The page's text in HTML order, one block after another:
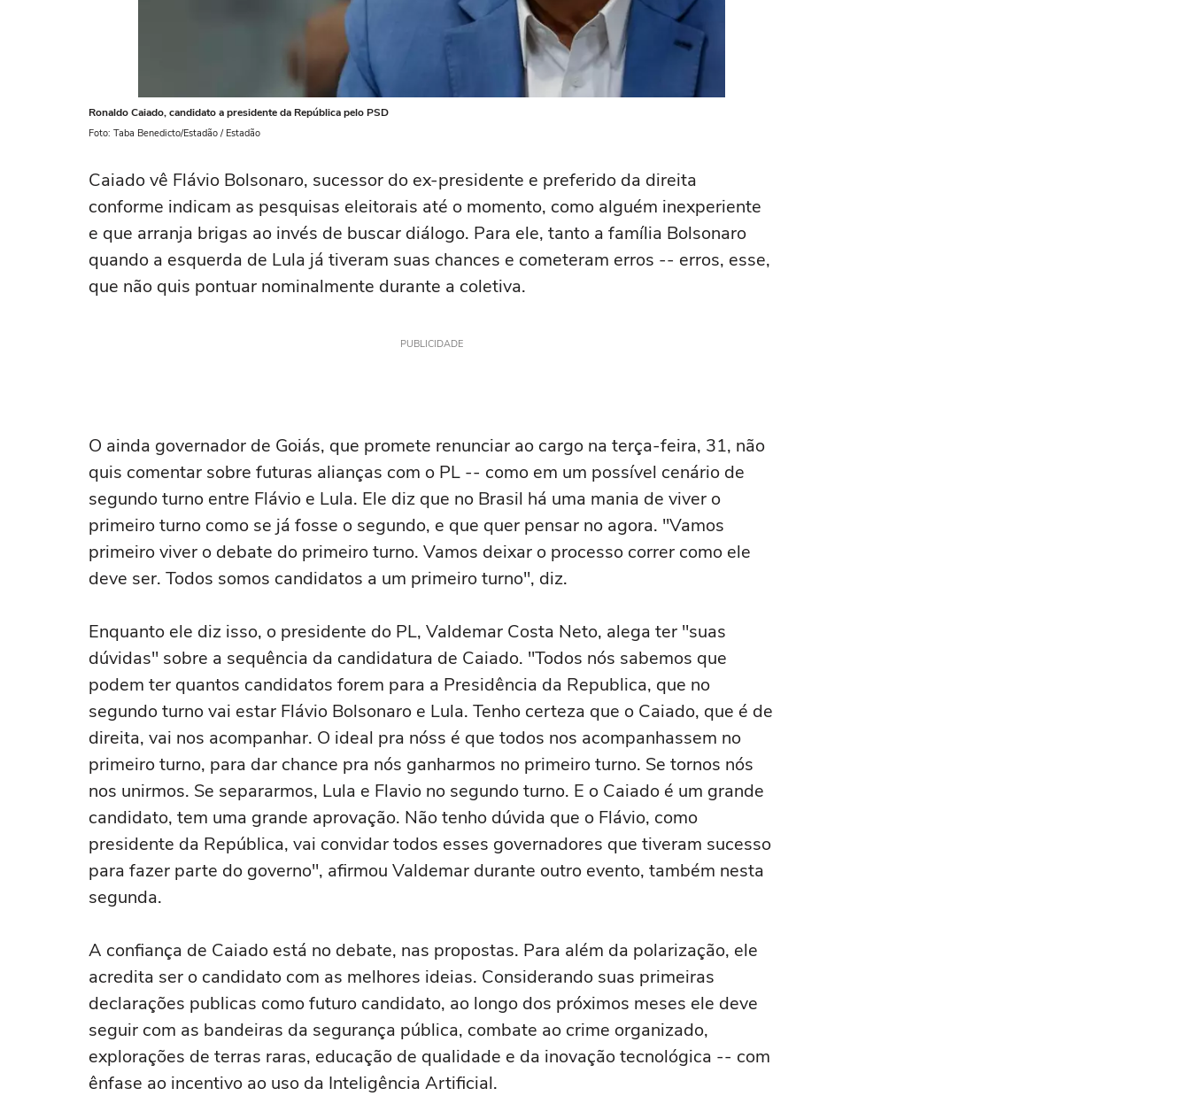
Ronaldo Caiado, candidato a presidente da República pelo PSD
Foto: Taba Benedicto/Estadão / Estadão
Caiado vê Flávio Bolsonaro, sucessor do ex-presidente e preferido da direita
conforme indicam as pesquisas eleitorais até o momento, como alguém inexperiente
e que arranja brigas ao invés de buscar diálogo. Para ele, tanto a família Bolsonaro
quando a esquerda de Lula já tiveram suas chances e cometeram erros -- erros, esse,
que não quis pontuar nominalmente durante a coletiva.
PUBLICIDADE
O ainda governador de Goiás, que promete renunciar ao cargo na terça-feira, 31, não
quis comentar sobre futuras alianças com o PL -- como em um possível cenário de
segundo turno entre Flávio e Lula. Ele diz que no Brasil há uma mania de viver o
primeiro turno como se já fosse o segundo, e que quer pensar no agora. "Vamos
primeiro viver o debate do primeiro turno. Vamos deixar o processo correr como ele
deve ser. Todos somos candidatos a um primeiro turno", diz.
Enquanto ele diz isso, o presidente do PL, Valdemar Costa Neto, alega ter "suas
dúvidas" sobre a sequência da candidatura de Caiado. "Todos nós sabemos que
podem ter quantos candidatos forem para a Presidência da Republica, que no
segundo turno vai estar Flávio Bolsonaro e Lula. Tenho certeza que o Caiado, que é de
direita, vai nos acompanhar. O ideal pra nóss é que todos nos acompanhassem no
primeiro turno, para dar chance pra nós ganharmos no primeiro turno. Se tornos nós
nos unirmos. Se separarmos, Lula e Flavio no segundo turno. E o Caiado é um grande
candidato, tem uma grande aprovação. Não tenho dúvida que o Flávio, como
presidente da República, vai convidar todos esses governadores que tiveram sucesso
para fazer parte do governo", afirmou Valdemar durante outro evento, também nesta
segunda.
A confiança de Caiado está no debate, nas propostas. Para além da polarização, ele
acredita ser o candidato com as melhores ideias. Considerando suas primeiras
declarações publicas como futuro candidato, ao longo dos próximos meses ele deve
seguir com as bandeiras da segurança pública, combate ao crime organizado,
explorações de terras raras, educação de qualidade e da inovação tecnológica -- com
ênfase ao incentivo ao uso da Inteligência Artificial.